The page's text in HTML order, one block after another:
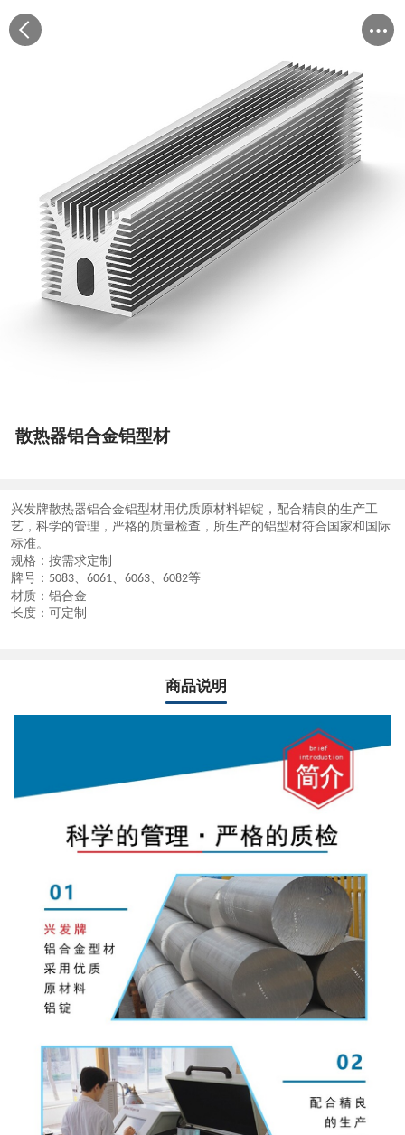
散热器铝合金铝型材
兴发牌散热器铝合金铝型材用优质原材料铝锭，配合精良的生产工
艺，科学的管理，严格的质量检查，所生产的铝型材符合国家和国际
标准。
规格：按需求定制
牌号： 5083、 6061、 6063、 6082等
材质：铝合金
长度：可定制
商品说明